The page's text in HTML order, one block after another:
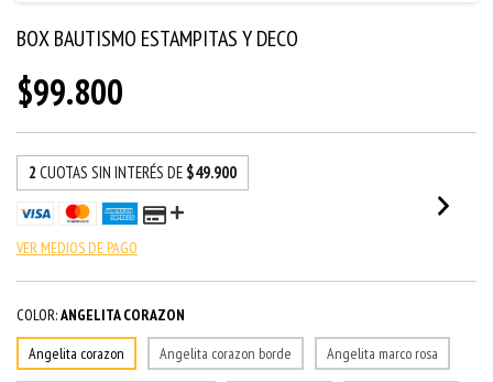
BOX BAUTISMO ESTAMPITAS Y DECO
$99.800
2 CUOTAS SIN INTERÉS DE $49.900
VER MEDIOS DE PAGO
COLOR:ANGELITA CORAZON
Angelita corazon
Angelita corazon borde Angelita marco rosa